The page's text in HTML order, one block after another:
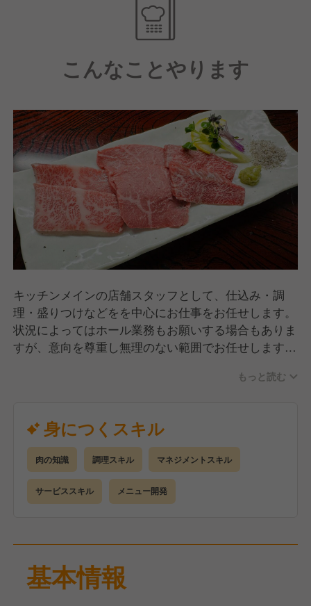
やる気次第ではメニュー開発にも携われるので、技術
を磨きながらも更なるスキルアップができる環境！
さらに賞与年3回の実施も特徴的で、あなたの努力は
こんなことやります
キッチンメインの店舗スタッフとして、仕込み・調
理・盛りつけなどをを中心にお仕事をお任せします。
状況によってはホール業務もお願いする場合もありま
すが、意向を尊重し無理のない範囲でお任せします。
当店のお肉は厳選した最高ランク牛を取り扱っている
ので、調理技術だけでなくお肉の知識も身に付きま
す。また、経験が浅くてもメニュー開発に携われるな
どさらなるスキルアップが実現できます！
地域密着のお店で働きたい…！
調理だけじゃなくて接客もやってみたい…！
長く腰を据えて働きたい…！
もっと読む
身につくスキル
肉の知識 調理スキル マネジメントスキル
サービススキル メニュー開発
基本情報